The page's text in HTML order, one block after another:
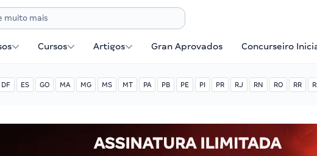
Cursos Artigos Gran Aprovados Concurseiro
DF ES GO MA MG MS MT PA PB PE PI PR RJ RN RO RR